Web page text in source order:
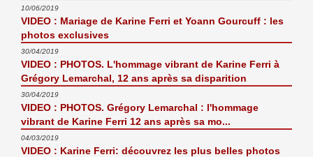
10/06/2019
VIDEO : Mariage de Karine Ferri et Yoann Gourcuff : les
photos exclusives
30/04/2019
VIDEO : PHOTOS. L'hommage vibrant de Karine Ferri à
Grégory Lemarchal, 12 ans après sa disparition
30/04/2019
VIDEO : PHOTOS. Grégory Lemarchal : l'hommage
vibrant de Karine Ferri 12 ans après sa mo...
04/03/2019
VIDEO : Karine Ferri: découvrez les plus belles photos